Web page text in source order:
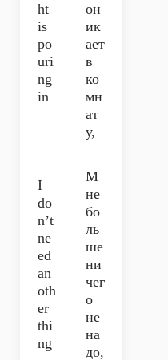
ht
is
po
uri
ng
in
он
ик
ает
в
ко
мн
ат
у,
I
do
n’t
ne
ed
an
oth
er
thi
ng
М
не
бо
ль
ше
ни
чег
о
не
на
до,